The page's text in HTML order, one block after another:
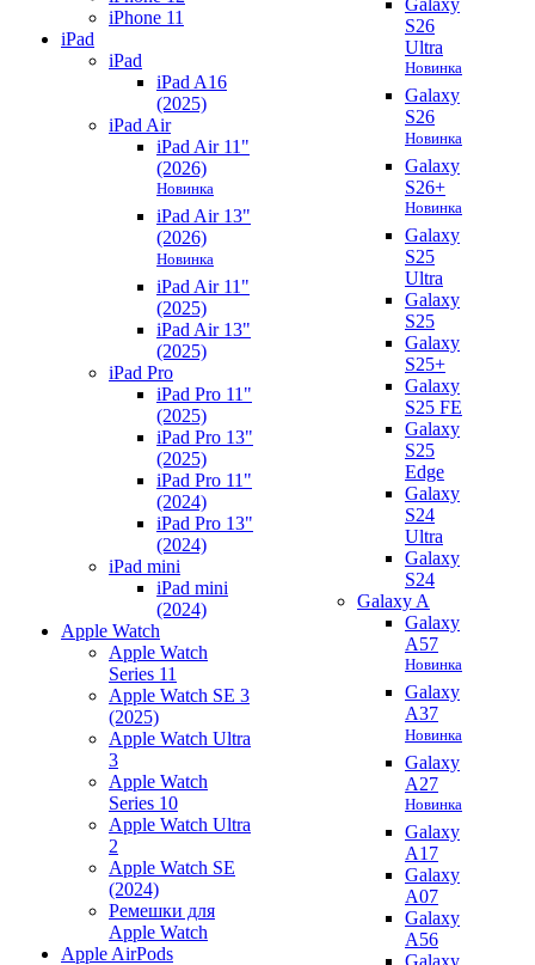
iPhone 11
iPad
iPad
iPad A16
(2025)
iPad Air
iPad Air 11"
(2026)
Новинка
iPad Air 13"
(2026)
Новинка
iPad Air 11"
(2025)
iPad Air 13"
(2025)
iPad Pro
iPad Pro 11"
(2025)
iPad Pro 13"
(2025)
iPad Pro 11"
(2024)
iPad Pro 13"
(2024)
iPad mini
iPad mini
(2024)
Apple Watch
Apple Watch
Series 11
Apple Watch SE 3
(2025)
Apple Watch Ultra
3
Apple Watch
Series 10
Apple Watch Ultra
2
Apple Watch SE
(2024)
Ремешки для
Apple Watch
Apple AirPods
Galaxy
S26
Ultra
Новинка
Galaxy
S26
Новинка
Galaxy
S26+
Новинка
Galaxy
S25
Ultra
Galaxy
S25
Galaxy
S25+
Galaxy
S25 FE
Galaxy
S25
Edge
Galaxy
S24
Ultra
Galaxy
S24
Galaxy A
Galaxy
A57
Новинка
Galaxy
A37
Новинка
Galaxy
A27
Новинка
Galaxy
A17
Galaxy
A07
Galaxy
A56
Galaxy